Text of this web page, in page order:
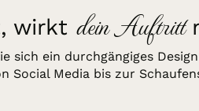
wirkt dein Auftritt
sich ein durchgängiges
Social Media bis zur